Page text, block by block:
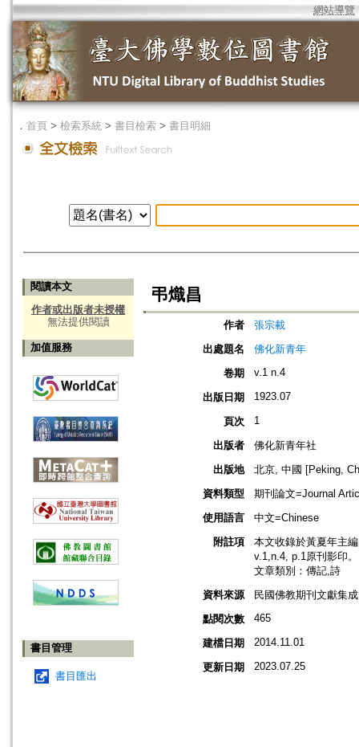
網站導覽
． 首頁 > 檢索系統 > 書目檢索 > 書目明細
閱讀本文
作者或出版者未授權
無法提供閱讀
加值服務
書目管理
書目匯出
弔熾昌
作者
張宗載
出處題名
佛化新青年
卷期
v.1 n.4
出版日期 1923.07
頁次 1
出版者
佛化新青年社
出版地
北京, 中國 [Peking,
資料類型
期刊論文=Journal
使用語言
中文=Chinese
附註項
本文收錄於黃夏年主
v.1,n.4, p.1原刊影印。
文章類別：傳記,詩
資料來源
民國佛教期刊文獻集
點閱次數
465
建檔日期 2014.11.01
更新日期 2023.07.25